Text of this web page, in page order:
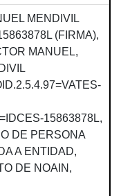
MENDIVIL
(FIRMA),
MANUEL,
15863878L,
DE PERSONA
A ENTIDAD,
DE NOAIN,